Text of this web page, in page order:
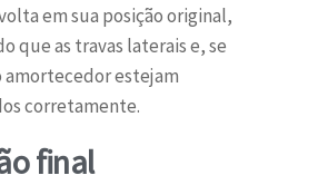
em sua posição original,
que as travas laterais e, se
amortecedor estejam
corretamente.
final